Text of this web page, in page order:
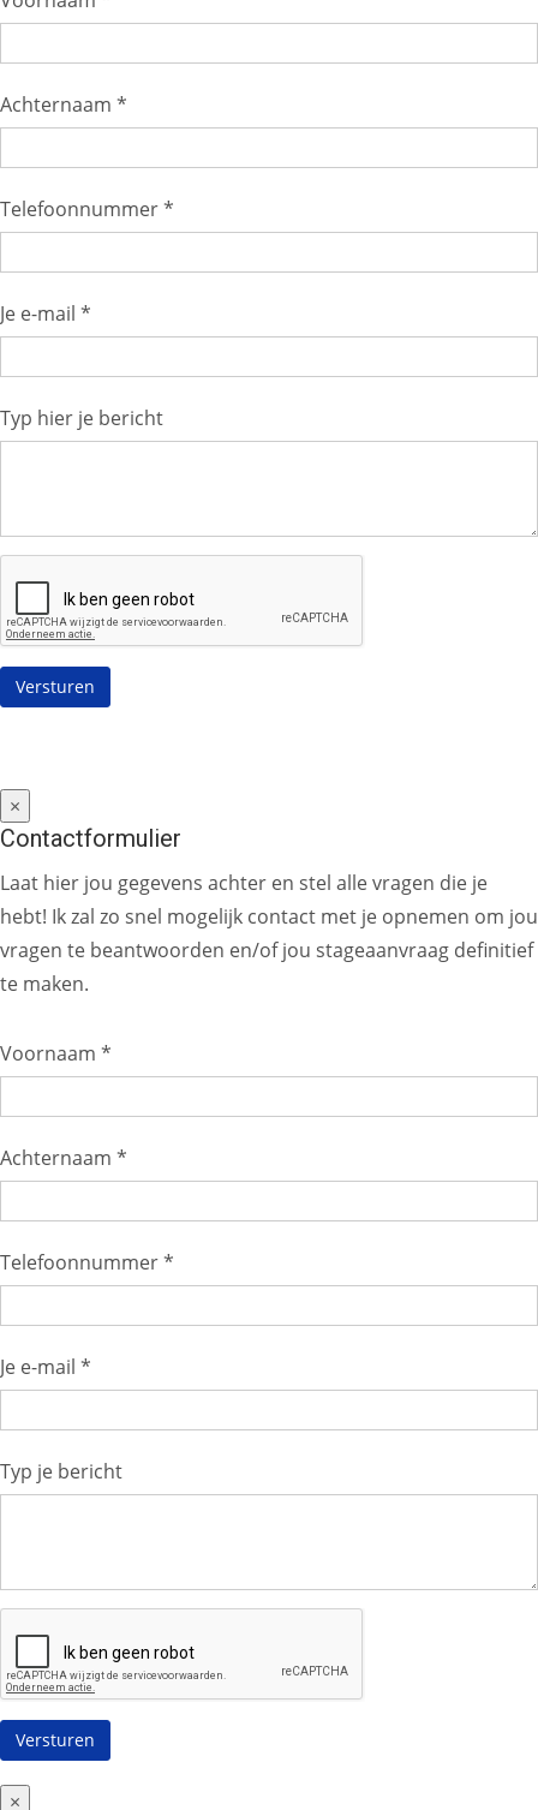
Achternaam *
Telefoonnummer *
Je e-mail *
Typ hier je bericht
×
Contactformulier
Laat hier jou gegevens achter en stel alle vragen die je
hebt! Ik zal zo snel mogelijk contact met je opnemen om jou
vragen te beantwoorden en/of jou stageaanvraag definitief
te maken.
Voornaam *
Achternaam *
Telefoonnummer *
Je e-mail *
Typ je bericht
×